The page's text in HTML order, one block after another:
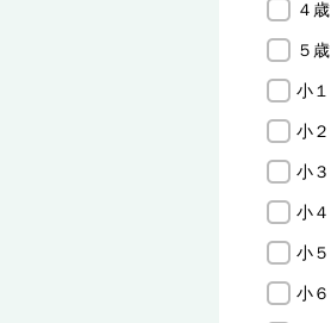
４歳
５歳
小１
小２
小３
小４
小５
小６